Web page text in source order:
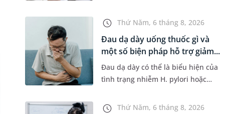
dụng phương pháp bấm huyệt
nhịn tiểu. Vậy cách bấm huyệt
nhịn...
Thứ Năm, 6 tháng 8, 2026
Đau dạ dày uống thuốc gì và
một số biện pháp hỗ trợ giảm...
Đau dạ dày có thể là biểu hiện của
tình trạng nhiễm H. pylori hoặc
Dựa theo nguyên nhân cụ thể, bác
Thứ Năm, 6 tháng 8, 2026